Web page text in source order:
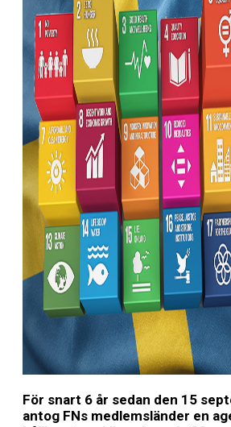
För snart 6 år sedan den 15
antog FNs medlemsländer en